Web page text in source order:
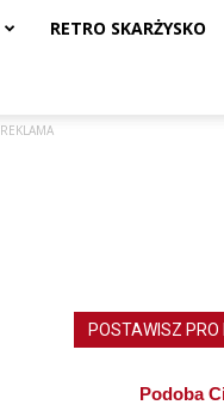
RETRO SKARŻYSKO
REKLAMA
POSTAWISZ PRO
Podoba